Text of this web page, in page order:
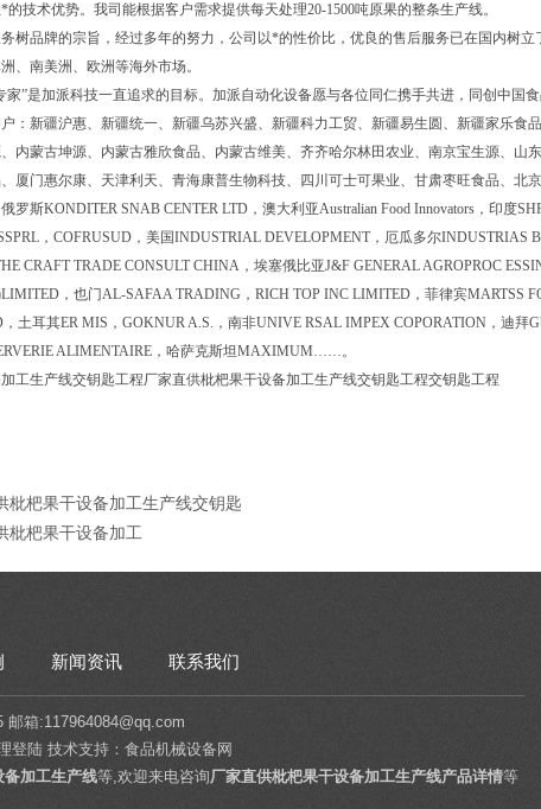
技术优势。我司能根据客户需求提供每天处理20-1500吨原果的整条生产线。
树品牌的宗旨，经过多年的努力，公司以*的性价比，优良的售后服务已在国内树
、南美洲、欧洲等海外市场。
家”是加派科技一直追求的目标。加派自动化设备愿与各位同仁携手共进，同创中国食
：新疆沪惠、新疆统一、新疆乌苏兴盛、新疆科力工贸、新疆易生圆、新疆家乐食
内蒙古坤源、内蒙古雅欣食品、内蒙古维美、齐齐哈尔林田农业、南京宝生源、山
厦门惠尔康、天津利天、青海康普生物科技、四川可士可果业、甘肃枣旺食品、北
罗斯KONDITER SNAB CENTER LTD，澳大利亚Australian Food Innovators，印度
，COFRUSUD，美国INDUSTRIAL DEVELOPMENT，厄瓜多尔INDUSTRIAS
CRAFT TRADE CONSULT CHINA，埃塞俄比亚J&F GENERAL AGROPROC
，也门AL-SAFAA TRADING，RICH TOP INC LIMITED，菲律宾MARTSS
土耳其ER MIS，GOKNUR A.S.，南非UNIVE RSAL IMPEX COPORATION，迪拜
ALIMENTAIRE，哈萨克斯坦MAXIMUM……。
工生产线交钥匙工程厂家直供枇杷果干设备加工生产线交钥匙工程交钥匙工程
枇杷果干设备加工生产线交钥匙
枇杷果干设备加工
新闻资讯 联系我们
邮箱:117964084@qq.com
登陆 技术支持： 食品机械设备网
备加工生产线等,欢迎来电咨询厂家直供枇杷果干设备加工生产线产品详情等